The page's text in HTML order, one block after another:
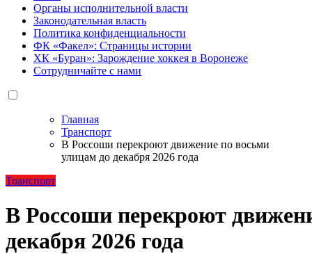
Органы исполнительной власти
Законодательная власть
Политика конфиденциальности
ФК «Факел»: Страницы истории
ХК «Буран»: Зарождение хоккея в Воронеже
Сотрудничайте с нами
Главная
Транспорт
В Россоши перекроют движение по восьми
улицам до декабря 2026 года
Транспорт
В Россоши перекроют
декабря 2026 года